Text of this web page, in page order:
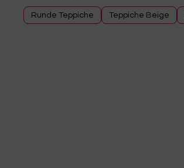
Runde Teppiche Teppiche Beige